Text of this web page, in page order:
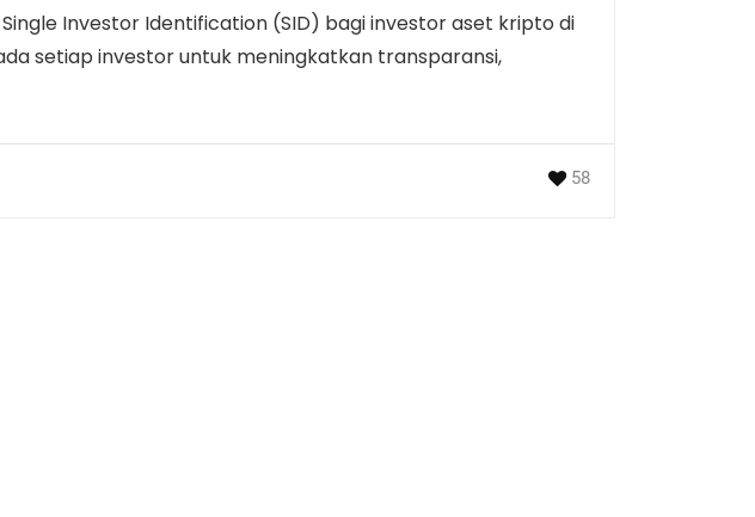
Investor Identification (SID) bagi investor aset kripto di
setiap investor untuk meningkatkan transparansi,
58